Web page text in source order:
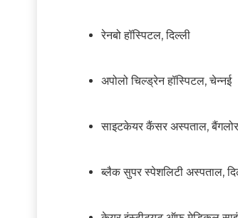
रेनबो हॉस्पिटल, दिल्ली
अपोलो चिल्ड्रेन हॉस्पिटल, चेन्नई
साइटकेयर कैंसर अस्पताल, बैंगलोर
ब्लैक सुपर स्पेशलिटी अस्पताल,